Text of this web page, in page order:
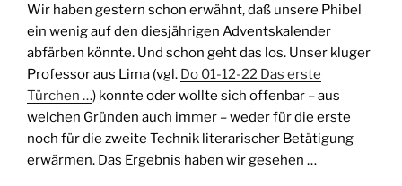
Wir haben gestern schon erwähnt, daß unsere Phibel
ein wenig auf den diesjährigen Adventskalender
abfärben könnte. Und schon geht das los. Unser kluger
Professor aus Lima (vgl. Do 01-12-22 Das erste
Türchen …) konnte oder wollte sich offenbar – aus
welchen Gründen auch immer – weder für die erste
noch für die zweite Technik literarischer Betätigung
erwärmen. Das Ergebnis haben wir gesehen …